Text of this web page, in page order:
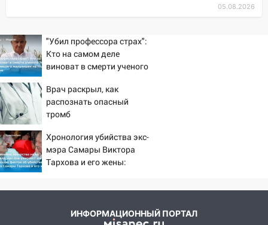
покровительство
15:32
На «кольце» кроссовер сбил 18-
летнего мопедиста
15:00
В Ульяновске после тройного ДТП
госпитализировали 25-летнего байкера
14:32
На Ульяновскую область
надвигается жара
14:08
Пешеход переходил по «зебре»:
В Димитровграде на улице
05.08.2026
"Убил профессора страх":
Кто на самом деле
виноват в смерти ученого
мальчишек на поле с
горохом
Врач раскрыл, как
распознать опасный
тромб
Хронология убийства экс-
мэра Самары Виктора
Тархова и его жены:
ИНФОРМАЦИОННЫЙ ПОРТАЛ